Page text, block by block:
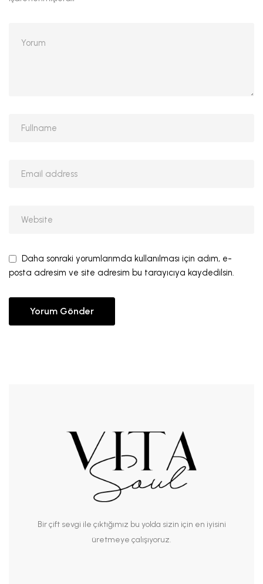
Daha sonraki yorumlarımda kullanılması için adım, e-
posta adresim ve site adresim bu tarayıcıya kaydedilsin.
Bir çift sevgi ile çıktığımız bu yolda sizin için en iyisini
üretmeye çalışıyoruz.